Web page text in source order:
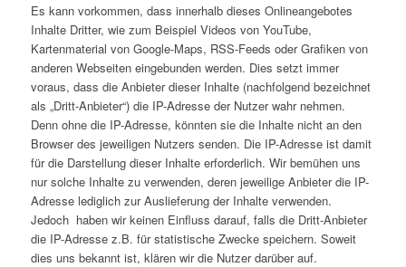
Es kann vorkommen, dass innerhalb dieses Onlineangebotes
Inhalte Dritter, wie zum Beispiel Videos von YouTube,
Kartenmaterial von Google-Maps, RSS-Feeds oder Grafiken von
anderen Webseiten eingebunden werden. Dies setzt immer
voraus, dass die Anbieter dieser Inhalte (nachfolgend bezeichnet
als „Dritt-Anbieter“) die IP-Adresse der Nutzer wahr nehmen.
Denn ohne die IP-Adresse, könnten sie die Inhalte nicht an den
Browser des jeweiligen Nutzers senden. Die IP-Adresse ist damit
für die Darstellung dieser Inhalte erforderlich. Wir bemühen uns
nur solche Inhalte zu verwenden, deren jeweilige Anbieter die IP-
Adresse lediglich zur Auslieferung der Inhalte verwenden.
Jedoch haben wir keinen Einfluss darauf, falls die Dritt-Anbieter
die IP-Adresse z.B. für statistische Zwecke speichern. Soweit
dies uns bekannt ist, klären wir die Nutzer darüber auf.